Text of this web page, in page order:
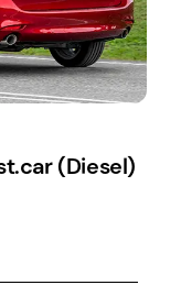
(Diesel)